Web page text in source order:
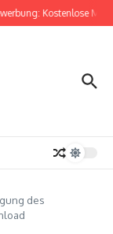
Kostenlose
des